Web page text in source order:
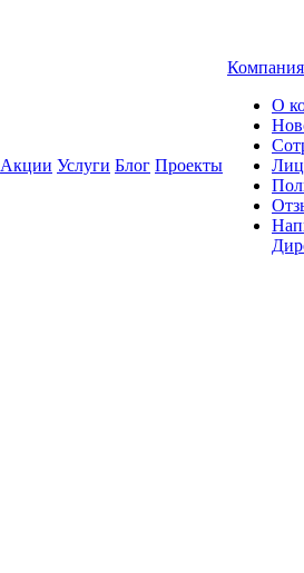
Акции Услуги Блог Проекты
Компания
О